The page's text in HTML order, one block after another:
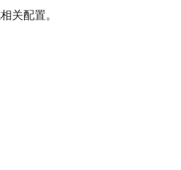
关配置。